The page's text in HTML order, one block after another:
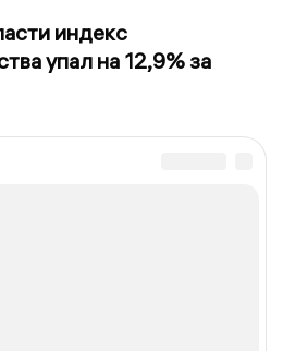
индекс
упал на 12,9% за